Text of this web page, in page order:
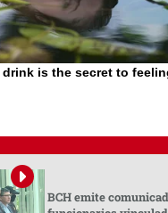
BCH emite